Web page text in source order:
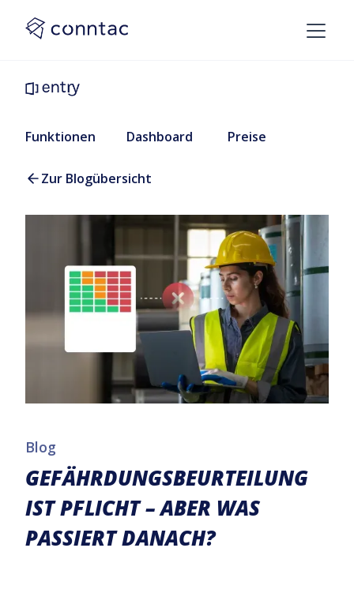
Funktionen Dashboard Preise
Zur Blogübersicht
Blog
GEFÄHRDUNGSBEURTEILUNG
IST PFLICHT – ABER WAS
PASSIERT DANACH?